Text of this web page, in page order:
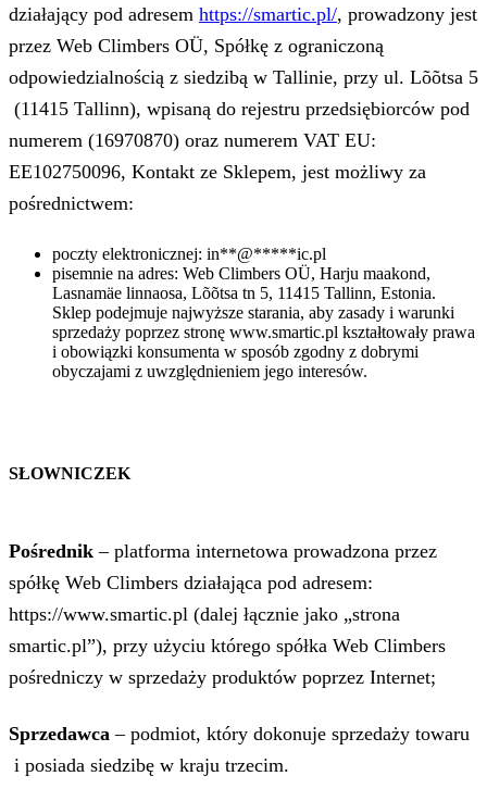
działający pod adresem https://smartic.pl/, prowadzony jest
przez Web Climbers OÜ, Spółkę z ograniczoną
odpowiedzialnością z siedzibą w Tallinie, przy ul. Lõõtsa 5
(11415 Tallinn), wpisaną do rejestru przedsiębiorców pod
numerem (16970870) oraz numerem VAT EU:
EE102750096, Kontakt ze Sklepem, jest możliwy za
pośrednictwem:
poczty elektronicznej: in**@*****ic.pl
pisemnie na adres: Web Climbers OÜ, Harju maakond,
Lasnamäe linnaosa, Lõõtsa tn 5, 11415 Tallinn, Estonia.
Sklep podejmuje najwyższe starania, aby zasady i warunki
sprzedaży poprzez stronę www.smartic.pl kształtowały prawa
i obowiązki konsumenta w sposób zgodny z dobrymi
obyczajami z uwzględnieniem jego interesów.
SŁOWNICZEK
Pośrednik – platforma internetowa prowadzona przez
spółkę Web Climbers działająca pod adresem:
https://www.smartic.pl (dalej łącznie jako „strona
smartic.pl”), przy użyciu którego spółka Web Climbers
pośredniczy w sprzedaży produktów poprzez Internet;
Sprzedawca – podmiot, który dokonuje sprzedaży towaru
i posiada siedzibę w kraju trzecim.